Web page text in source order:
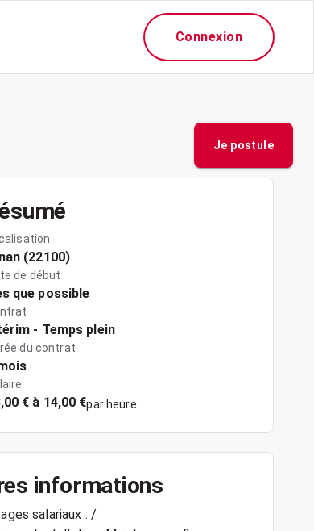
Connexion
Je postule
(22100)
de début
que possible
- Temps plein
du contrat
€ à 14,00 €par heure
informations
salariaux : /